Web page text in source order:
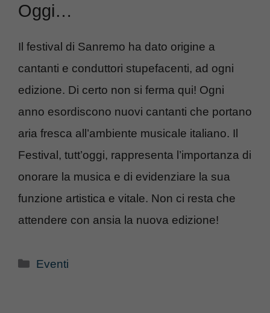
Oggi…
Il festival di Sanremo ha dato origine a
cantanti e conduttori stupefacenti, ad ogni
edizione. Di certo non si ferma qui! Ogni
anno esordiscono nuovi cantanti che portano
aria fresca all’ambiente musicale italiano. Il
Festival, tutt’oggi, rappresenta l’importanza di
onorare la musica e di evidenziare la sua
funzione artistica e vitale. Non ci resta che
attendere con ansia la nuova edizione!
Categorie
Eventi